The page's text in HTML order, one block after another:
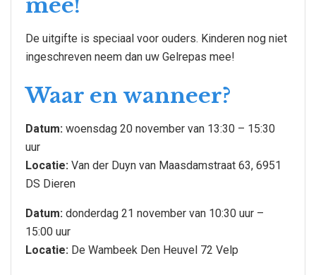
mee!
De uitgifte is speciaal voor ouders. Kinderen nog niet
ingeschreven neem dan uw Gelrepas mee!
Waar en wanneer?
Datum: woensdag 20 november van 13:30 – 15:30
uur
Locatie: Van der Duyn van Maasdamstraat 63, 6951
DS Dieren
Datum: donderdag 21 november van 10:30 uur –
15:00 uur
Locatie: De Wambeek Den Heuvel 72 Velp